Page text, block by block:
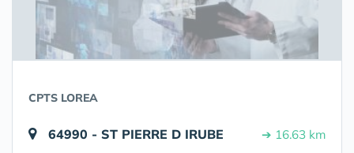
CPTS LOREA
64990 - ST PIERRE D IRUBE ➔ 16.63 km